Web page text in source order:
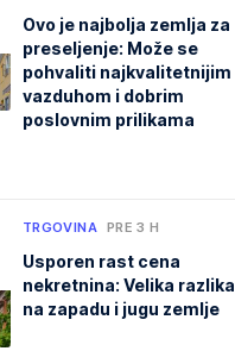
Ovo je najbolja zemlja za
preseljenje: Može se
pohvaliti najkvalitetnijim
vazduhom i dobrim
poslovnim prilikama
TRGOVINA PRE 3 H
Usporen rast cena
nekretnina: Velika razlika
na zapadu i jugu zemlje